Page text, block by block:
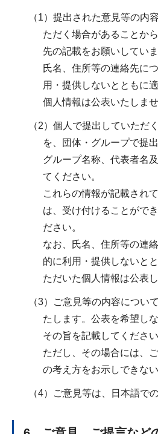
（1）提出された意見等の内
ただく場合があることか
先の記載をお願いしていま
氏名、住所等の連絡先に
用・提供しないとともに
個人情報は公表いたしませ
（2）個人で提出していただ
を、団体・グループで提
グループ名称、代表者名
てください。
これらの情報が記載され
は、受け付けることがで
ださい。
なお、氏名、住所等の連
的に利用・提供しないと
ただいた個人情報は公表し
（3）ご意見等の内容につい
たします。公表を希望し
その旨を記載してください
ただし、その場合には、
の考え方をお示しできな
（4）ご意見等は、日本語で